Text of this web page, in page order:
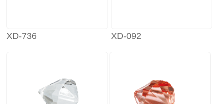
XD-736 XD-092